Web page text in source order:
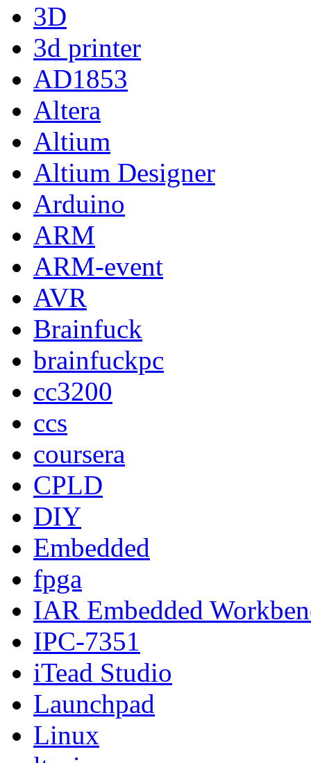
3D
3d printer
AD1853
Altera
Altium
Altium Designer
Arduino
ARM
ARM-event
AVR
Brainfuck
brainfuckpc
cc3200
ccs
coursera
CPLD
DIY
Embedded
fpga
IAR Embedded
IPC-7351
iTead Studio
Launchpad
Linux